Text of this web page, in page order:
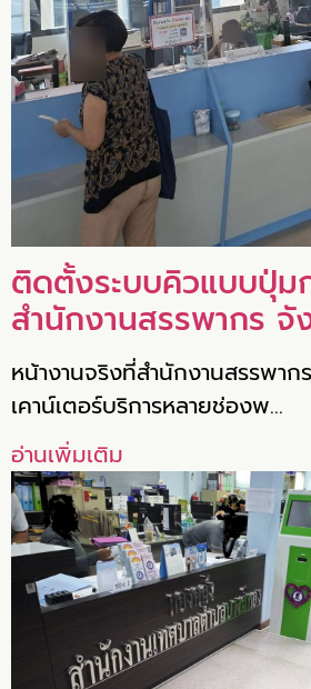
ติดตั้งระบบคิวแบบปุ่
สำนักงานสรรพากร
หน้างานจริงที่สำนักงานสรรพา
เคาน์เตอร์บริการหลายช่องพ…
อ่านเพิ่มเติม